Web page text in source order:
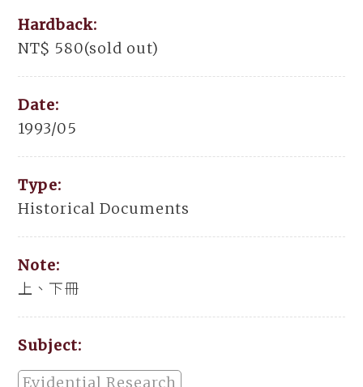
Hardback:
NT$ 580(sold out)
Date:
1993/05
Type:
Historical Documents
Note:
上、下冊
Subject:
Evidential Research